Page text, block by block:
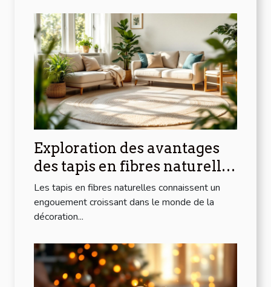
Exploration des avantages
des tapis en fibres naturelles
pour la maison
Les tapis en fibres naturelles connaissent un
engouement croissant dans le monde de la
décoration...